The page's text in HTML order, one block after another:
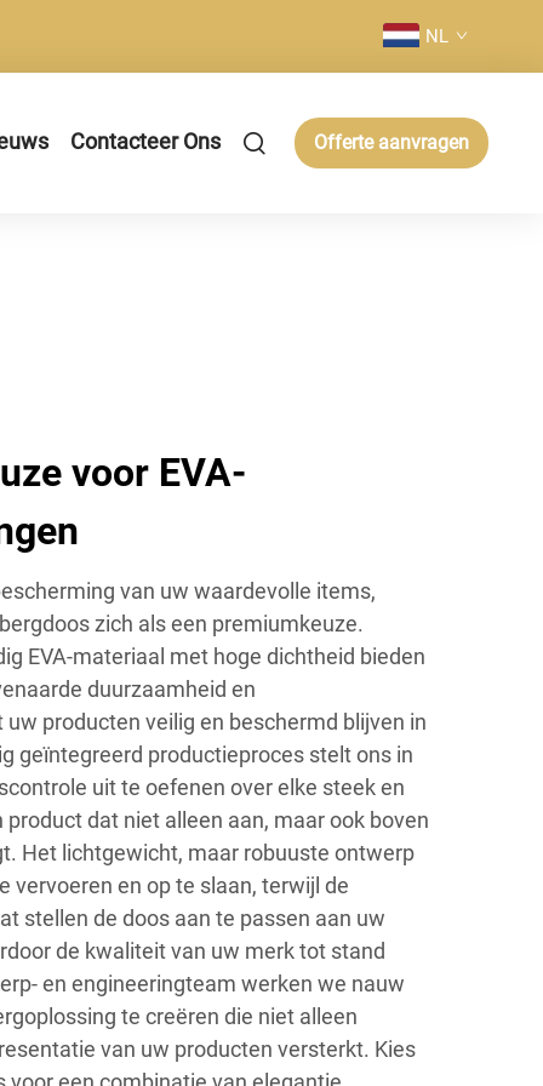
NL
Contacteer Ons Offerte aanvragen
voor EVA-
van uw waardevolle items,
zich als een premiumkeuze.
EVA-materiaal met hoge dichtheid bieden
duurzaamheid en
producten veilig en beschermd blijven in
geïntegreerd productieproces stelt ons in
uit te oefenen over elke steek en
dat niet alleen aan, maar ook boven
Het lichtgewicht, maar robuuste ontwerp
vervoeren en op te slaan, terwijl de
stellen de doos aan te passen aan uw
de kwaliteit van uw merk tot stand
en engineeringteam werken we nauw
te creëren die niet alleen
van uw producten versterkt. Kies